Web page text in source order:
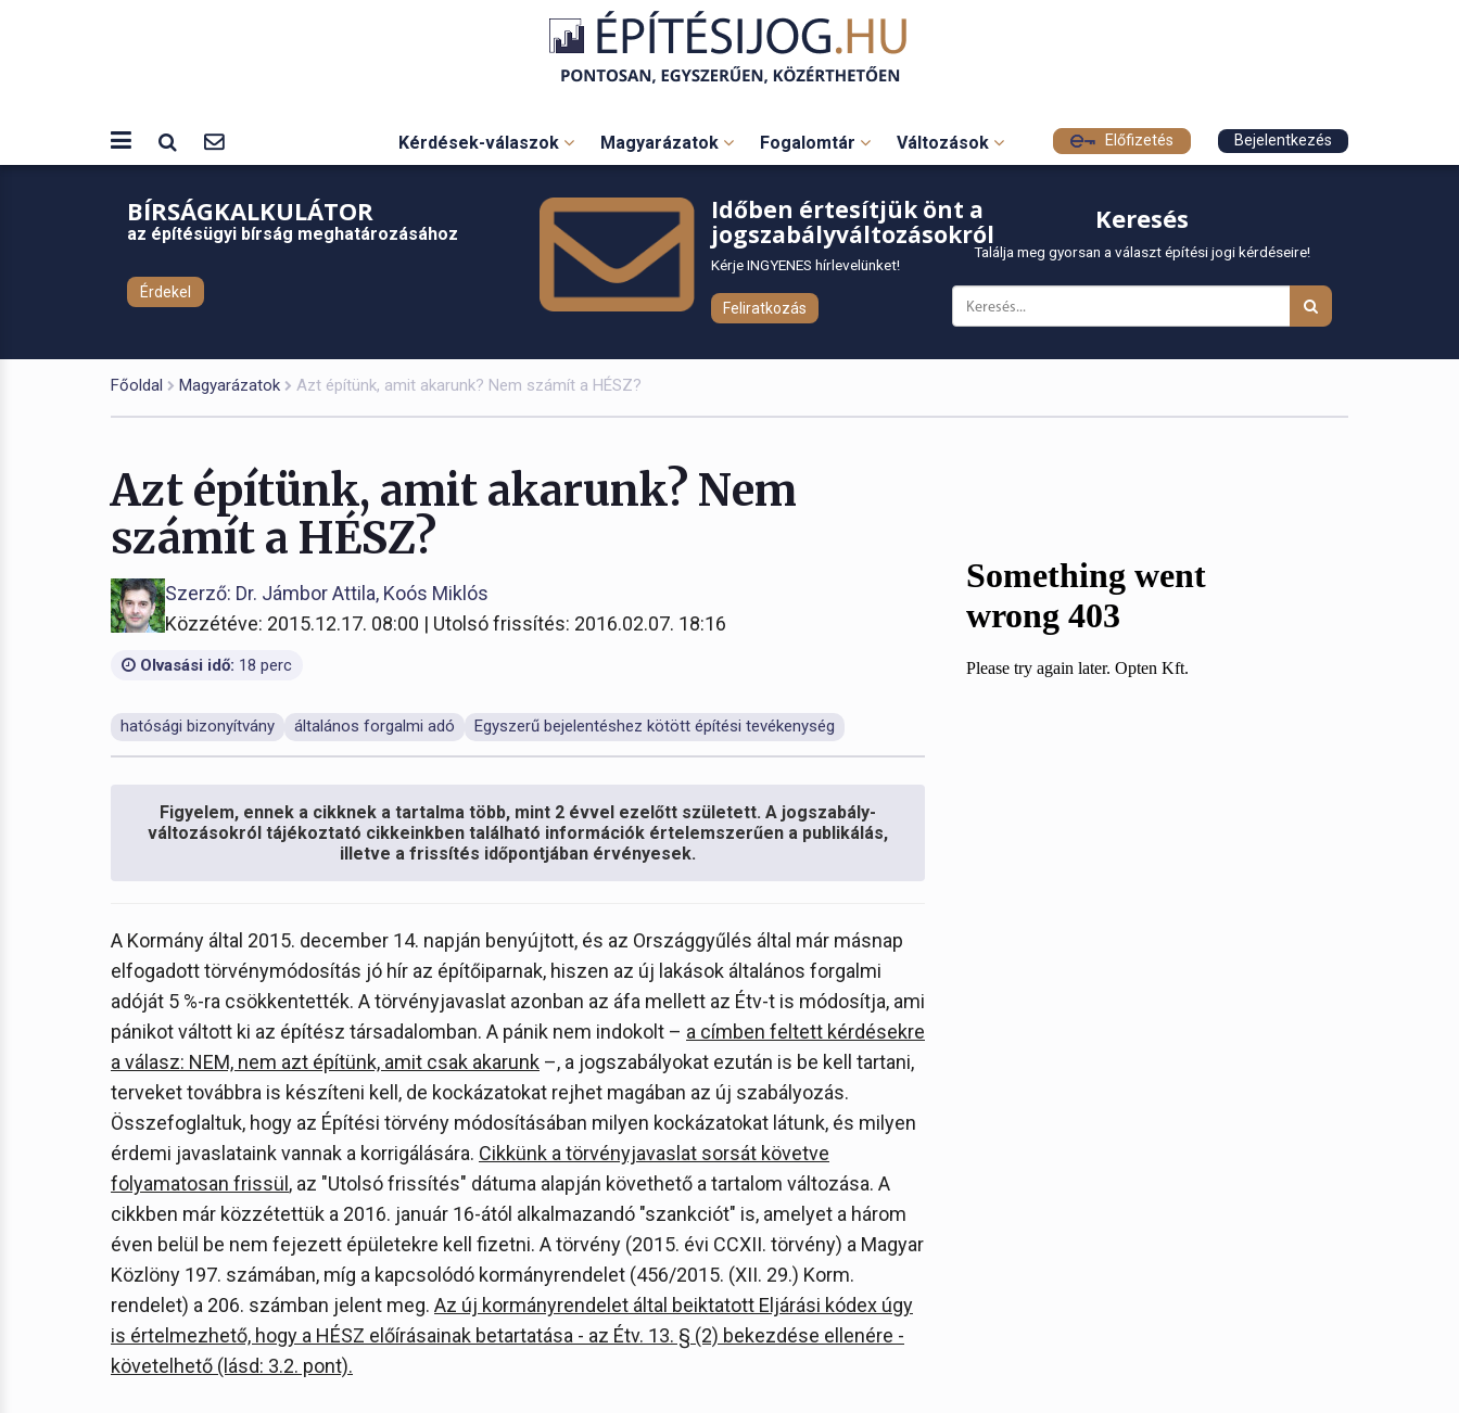
Kérdések-válaszok Magyarázatok Fogalomtár Változások Előfizetés Bejelentkezés
BÍRSÁGKALKULÁTOR
az építésügyi bírság meghatározásához
Érdekel
Időben értesítjük önt a
jogszabályváltozásokról
Kérje INGYENES hírlevelünket!
Feliratkozás
Keresés
Találja meg gyorsan a választ építési jogi kérdéseire!
Főoldal Magyarázatok Azt építünk, amit akarunk? Nem számít a HÉSZ?
Azt építünk, amit akarunk? Nem
számít a HÉSZ?
Szerző: Dr. Jámbor Attila, Koós Miklós
Közzétéve: 2015.12.17. 08:00 | Utolsó frissítés: 2016.02.07. 18:16
Olvasási idő: 18 perc
hatósági bizonyítvány általános forgalmi adó Egyszerű bejelentéshez kötött építési tevékenység
Figyelem, ennek a cikknek a tartalma több, mint 2 évvel ezelőtt született. A jogszabály-
változásokról tájékoztató cikkeinkben található információk értelemszerűen a publikálás,
illetve a frissítés időpontjában érvényesek.
A Kormány által 2015. december 14. napján benyújtott, és az Országgyűlés által már másnap
elfogadott törvénymódosítás jó hír az építőiparnak, hiszen az új lakások általános forgalmi
adóját 5 %-ra csökkentették. A törvényjavaslat azonban az áfa mellett az Étv-t is módosítja, ami
pánikot váltott ki az építész társadalomban. A pánik nem indokolt – a címben feltett kérdésekre
a válasz: NEM, nem azt építünk, amit csak akarunk –, a jogszabályokat ezután is be kell tartani,
terveket továbbra is készíteni kell, de kockázatokat rejhet magában az új szabályozás.
Összefoglaltuk, hogy az Építési törvény módosításában milyen kockázatokat látunk, és milyen
érdemi javaslataink vannak a korrigálására. Cikkünk a törvényjavaslat sorsát követve
folyamatosan frissül , az "Utolsó frissítés" dátuma alapján követhető a tartalom változása. A
cikkben már közzétettük a 2016. január 16-ától alkalmazandó "szankciót" is, amelyet a három
éven belül be nem fejezett épületekre kell fizetni. A törvény (2015. évi CCXII. törvény) a Magyar
Közlöny 197. számában, míg a kapcsolódó kormányrendelet (456/2015. (XII. 29.) Korm.
rendelet) a 206. számban jelent meg. Az új kormányrendelet által beiktatott Eljárási kódex úgy
is értelmezhető, hogy a HÉSZ előírásainak betartatása - az Étv. 13. § (2) bekezdése ellenére -
követelhető (lásd: 3.2. pont).